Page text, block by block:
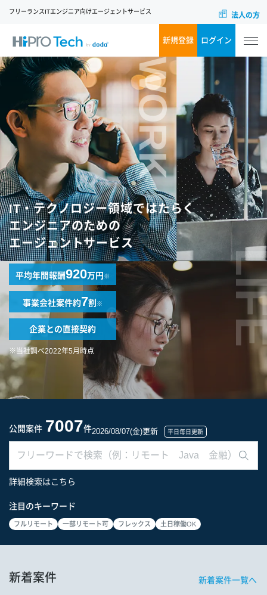
フリーランスITエンジニア向けエージェントサービス 法人の方
新規登録 ログイン
WORK
IT・テクノロジー領域ではたらく
エンジニアのための
エージェントサービス
平均年間報酬920万円※
事業会社案件約7割※
企業との直接契約
※当社調べ2022年5月時点
公開案件 7007件2026/08/07(金)更新 平日毎日更新
詳細検索はこちら
注目のキーワード
フルリモート 一部リモート可 フレックス 土日稼働OK
新着案件 新着案件一覧へ